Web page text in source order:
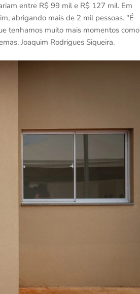
entre R$ 99 mil e R$ 127 mil. Em
abrigando mais de 2 mil pessoas. "É
tenhamos muito mais momentos como
Joaquim Rodrigues Siqueira.